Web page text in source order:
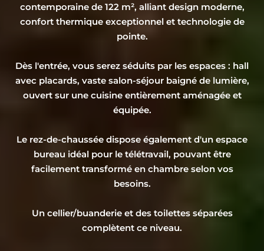
contemporaine de 122 m², alliant design moderne,
confort thermique exceptionnel et technologie de
pointe.
Dès l'entrée, vous serez séduits par les espaces : hall
avec placards, vaste salon-séjour baigné de lumière,
ouvert sur une cuisine entièrement aménagée et
équipée.
Le rez-de-chaussée dispose également d'un espace
bureau idéal pour le télétravail, pouvant être
facilement transformé en chambre selon vos
besoins.
Un cellier/buanderie et des toilettes séparées
complètent ce niveau.